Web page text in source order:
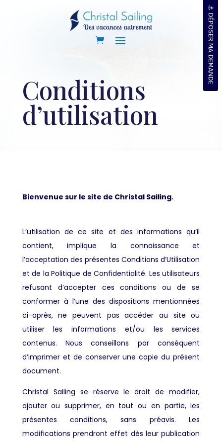
⚓ DÉPOSER MA DEMANDE
Conditions
d’utilisation
Bienvenue sur le site de Christal Sailing.
L’utilisation de ce site et des informations qu’il
contient, implique la connaissance et
l’acceptation des présentes Conditions d’Utilisation
et de la Politique de Confidentialité. Les utilisateurs
refusant d’accepter ces conditions ou de se
conformer à l’une des dispositions mentionnées
ci-après, ne peuvent pas accéder au site ou
utiliser les informations et/ou les services
contenus. Nous conseillons par conséquent
d’imprimer et de conserver une copie du présent
document.
Christal Sailing se réserve le droit de modifier,
ajouter ou supprimer, en tout ou en partie, les
présentes conditions, sans préavis. Les
modifications prendront effet dès leur publication